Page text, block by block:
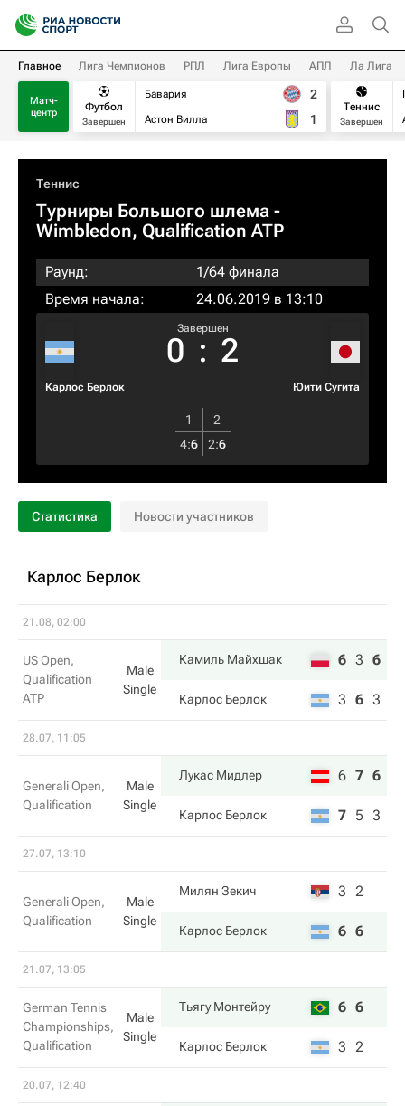
Главное Лига Чемпионов РПЛ Лига Европы АПЛ Ла Лига
Матч-
центр
Футбол
Завершен
Бавария
Астон Вилла
2
1
Теннис
Завершен
Теннис
Турниры Большого шлема -
Wimbledon, Qualification ATP
Раунд:
1/64 финала
Время начала:
24.06.2019 в 13:10
Карлос Берлок
Завершен
0 : 2
Юити Сугита
1
2
4:6 2:6
Статистика Новости участников
Карлос Берлок
21.08, 02:00
US Open,
Qualification
ATP
Male
Single
Камиль Майхшак 6 3 6
Карлос Берлок 3 6 3
28.07, 11:05
Generali Open,
Qualification
Male
Single
Лукас Мидлер 6 7 6
Карлос Берлок 7 5 3
27.07, 13:10
Generali Open,
Qualification
Male
Single
Милян Зекич 3 2
Карлос Берлок 6 6
21.07, 13:05
German Tennis
Championships,
Qualification
Male
Single
Тьягу Монтейру 6 6
Карлос Берлок 3 2
20.07, 12:40